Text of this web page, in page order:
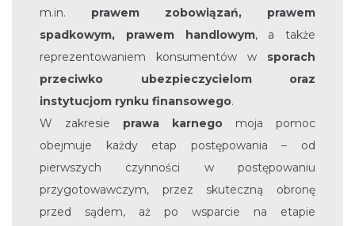
m.in. prawem zobowiązań, prawem
spadkowym, prawem handlowym, a także
reprezentowaniem konsumentów w sporach
przeciwko ubezpieczycielom oraz
instytucjom rynku finansowego.
W zakresie prawa karnego moja pomoc
obejmuje każdy etap postępowania – od
pierwszych czynności w postępowaniu
przygotowawczym, przez skuteczną obronę
przed sądem, aż po wsparcie na etapie